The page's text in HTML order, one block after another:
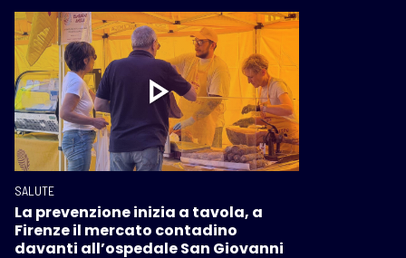
SALUTE
La prevenzione inizia a tavola, a
Firenze il mercato contadino
davanti all’ospedale San Giovanni